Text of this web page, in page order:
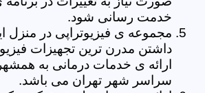
خدمت رسانی شود.
مجموعه ی فیزیوتراپی در منزل
داشتن مدرن ترین تجهیزات
ارائه ی خدمات درمانی به
سراسر شهر تهران می باشد.